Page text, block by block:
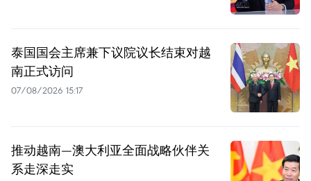
泰国国会主席兼下议院议长结束对越
南正式访问
07/08/2026 15:17
推动越南—澳大利亚全面战略伙伴关
系走深走实